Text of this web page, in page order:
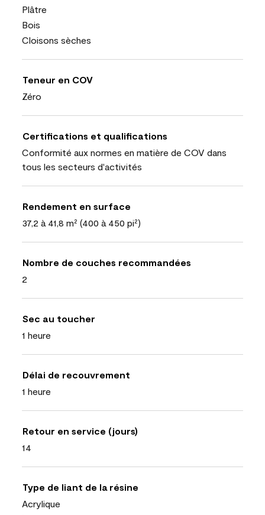
Plâtre
Bois
Cloisons sèches
Teneur en COV
Zéro
Certifications et qualifications
Conformité aux normes en matière de COV dans
tous les secteurs d'activités
Rendement en surface
37,2 à 41,8 m² (400 à 450 pi²)
Nombre de couches recommandées
2
Sec au toucher
1 heure
Délai de recouvrement
1 heure
Retour en service (jours)
14
Type de liant de la résine
Acrylique